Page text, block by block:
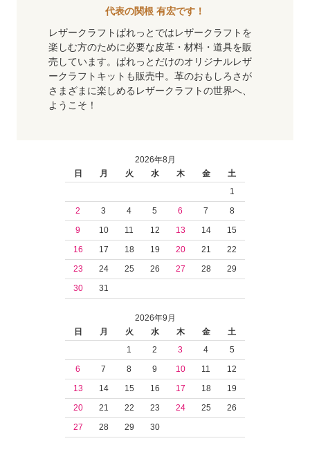
代表の関根 有宏です！
レザークラフトぱれっとではレザークラフトを
楽しむ方のために必要な皮革・材料・道具を販
売しています。ぱれっとだけのオリジナルレザ
ークラフトキットも販売中。革のおもしろさが
さまざまに楽しめるレザークラフトの世界へ、
ようこそ！
2026年8月
日
月 火 水 木 金
土
1
2
3 4 5 6 7
8
9
10 11 12 13 14
15
16
17 18 19 20 21
22
23
24 25 26 27 28
29
30
31
2026年9月
日
月 火 水 木 金
土
1
2 3 4
5
6
7 8 9 10 11
12
13
14 15 16 17 18
19
20
21 22 23 24 25
26
27
28 29 30